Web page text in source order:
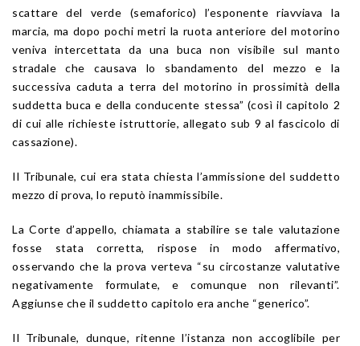
scattare del verde (semaforico) l’esponente riavviava la
marcia, ma dopo pochi metri la ruota anteriore del motorino
veniva intercettata da una buca non visibile sul manto
stradale che causava lo sbandamento del mezzo e la
successiva caduta a terra del motorino in prossimità della
suddetta buca e della conducente stessa” (così il capitolo 2
di cui alle richieste istruttorie, allegato sub 9 al fascicolo di
cassazione).
Il Tribunale, cui era stata chiesta l’ammissione del suddetto
mezzo di prova, lo reputò inammissibile.
La Corte d’appello, chiamata a stabilire se tale valutazione
fosse stata corretta, rispose in modo affermativo,
osservando che la prova verteva “su circostanze valutative
negativamente formulate, e comunque non rilevanti”.
Aggiunse che il suddetto capitolo era anche “generico”.
Il Tribunale, dunque, ritenne l’istanza non accoglibile per